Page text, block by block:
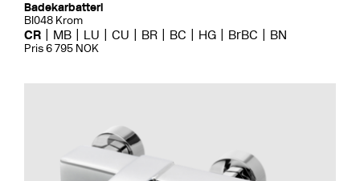
Badekarbatteri
BI048 Krom
CR MB LU CU BR BC HG BrBC BN
Pris 6 795 NOK